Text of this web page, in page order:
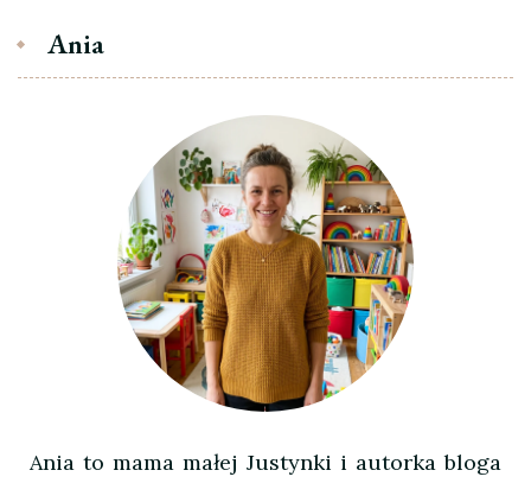
Ania
Ania to mama małej Justynki i autorka bloga